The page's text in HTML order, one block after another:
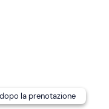
la prenotazione